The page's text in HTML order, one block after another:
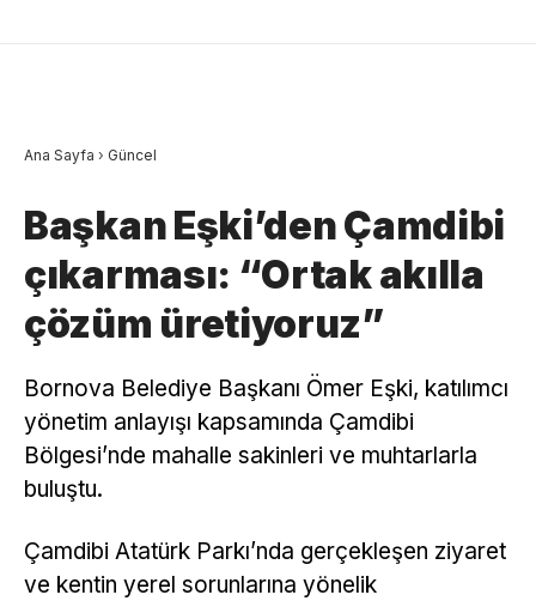
Ana Sayfa › Güncel
Başkan Eşki’den Çamdibi
çıkarması: “Ortak akılla
çözüm üretiyoruz”
Bornova Belediye Başkanı Ömer Eşki, katılımcı
yönetim anlayışı kapsamında Çamdibi
Bölgesi’nde mahalle sakinleri ve muhtarlarla
buluştu.
Çamdibi Atatürk Parkı’nda gerçekleşen ziyaret
ve kentin yerel sorunlarına yönelik